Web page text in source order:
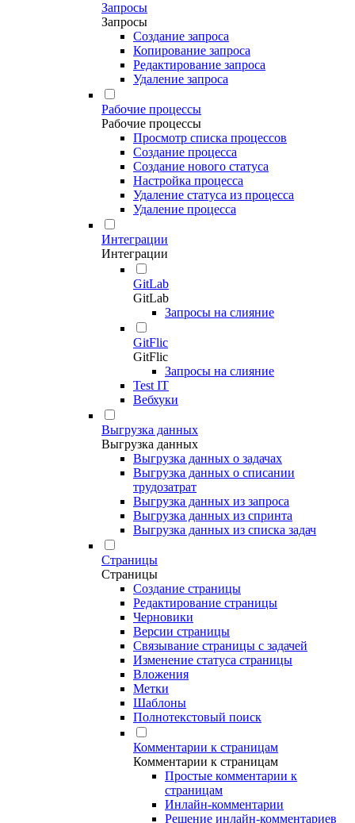
Запросы
Запросы
Создание запроса
Копирование запроса
Редактирование запроса
Удаление запроса
Рабочие процессы
Рабочие процессы
Просмотр списка процессов
Создание процесса
Создание нового статуса
Настройка процесса
Удаление статуса из процесса
Удаление процесса
Интеграции
Интеграции
GitLab
GitLab
Запросы на слияние
GitFlic
GitFlic
Запросы на слияние
Test IT
Вебхуки
Выгрузка данных
Выгрузка данных
Выгрузка данных о задачах
Выгрузка данных о списании
трудозатрат
Выгрузка данных из запроса
Выгрузка данных из спринта
Выгрузка данных из списка задач
Страницы
Страницы
Создание страницы
Редактирование страницы
Черновики
Версии страницы
Связывание страницы с задачей
Изменение статуса страницы
Вложения
Метки
Шаблоны
Полнотекстовый поиск
Комментарии к страницам
Комментарии к страницам
Простые комментарии к
страницам
Инлайн-комментарии
Решение инлайн-комментариев